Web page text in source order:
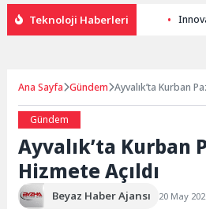
Teknoloji Haberleri
Ana Sayfa Gündem Ayvalık’ta Kurban
Gündem
Ayvalık’ta Kurban
Hizmete Açıldı
Beyaz Haber Ajansı
20 May